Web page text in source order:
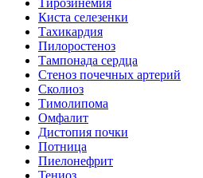
Тирозинемия
Киста селезенки
Тахикардия
Пилоростеноз
Тампонада сердца
Стеноз почечных артерий
Сколиоз
Тимолипома
Омфалит
Дистопия почки
Потница
Пиелонефрит
Тениоз